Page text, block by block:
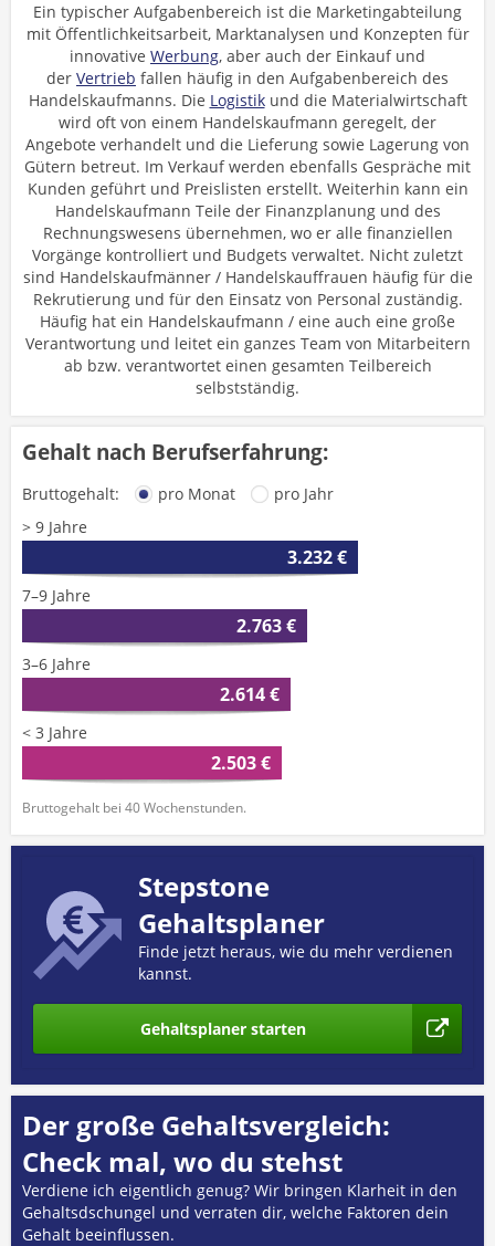
Ein typischer Aufgabenbereich ist die Marketingabteilung
mit Öffentlichkeitsarbeit, Marktanalysen und Konzepten für
innovative Werbung, aber auch der Einkauf und
der Vertrieb fallen häufig in den Aufgabenbereich des
Handelskaufmanns. Die Logistikund die Materialwirtschaft
wird oft von einem Handelskaufmann geregelt, der
Angebote verhandelt und die Lieferung sowie Lagerung von
Gütern betreut. Im Verkauf werden ebenfalls Gespräche mit
Kunden geführt und Preislisten erstellt. Weiterhin kann ein
Handelskaufmann Teile der Finanzplanung und des
Rechnungswesens übernehmen, wo er alle finanziellen
Vorgänge kontrolliert und Budgets verwaltet. Nicht zuletzt
sind Handelskaufmänner / Handelskauffrauen häufig für die
Rekrutierung und für den Einsatz von Personal zuständig.
Häufig hat ein Handelskaufmann / eine auch eine große
Verantwortung und leitet ein ganzes Team von Mitarbeitern
ab bzw. verantwortet einen gesamten Teilbereich
selbstständig.
Gehalt nach Berufserfahrung:
Bruttogehalt: pro Monat
pro Jahr
> 9 Jahre
3.232 €
7–9 Jahre
2.763 €
3–6 Jahre
2.614 €
< 3 Jahre
2.503 €
Bruttogehalt bei 40 Wochenstunden.
Stepstone
Gehaltsplaner
Finde jetzt heraus, wie du mehr verdienen
kannst.
Gehaltsplaner starten
Der große Gehaltsvergleich:
Check mal, wo du stehst
Verdiene ich eigentlich genug? Wir bringen Klarheit in den
Gehaltsdschungel und verraten dir, welche Faktoren dein
Gehalt beeinflussen.